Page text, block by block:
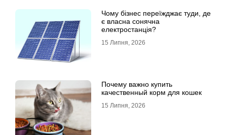
Чому бізнес переїжджає туди, де
є власна сонячна
електростанція?
15 Липня, 2026
Почему важно купить
качественный корм для кошек
15 Липня, 2026